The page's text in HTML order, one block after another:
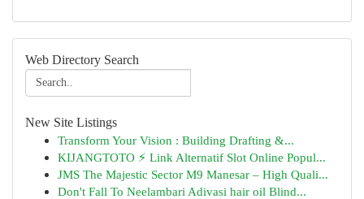
Web Directory Search
New Site Listings
Transform Your Vision : Building Drafting &...
KIJANGTOTO ⚡ Link Alternatif Slot Online Popul...
JMS The Majestic Sector M9 Manesar – High Quali...
Don't Fall To Neelambari Adivasi hair oil Blind...